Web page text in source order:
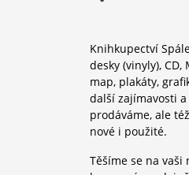
Knihkupectví
desky (vinyly), CD,
map, plakáty,
další zajímavosti
prodáváme, ale
nové i použité.
Těšíme se na vaši